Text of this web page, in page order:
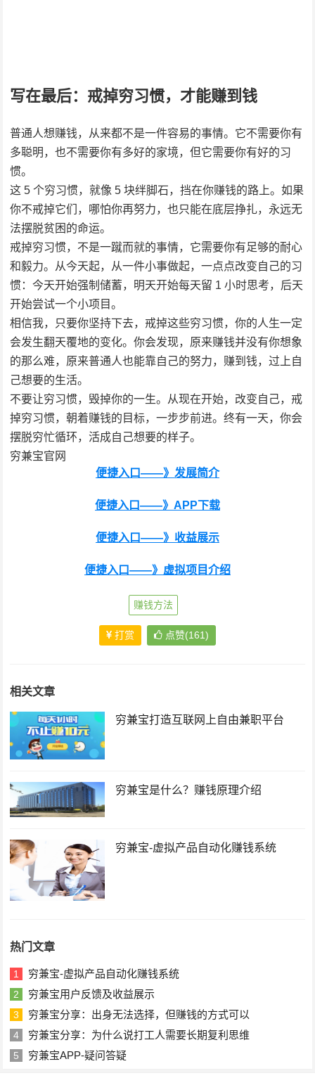
写在最后：戒掉穷习惯，才能赚到钱
普通人想赚钱，从来都不是一件容易的事情。它不需要你有
多聪明，也不需要你有多好的家境，但它需要你有好的习
惯。
这 5 个穷习惯，就像 5 块绊脚石，挡在你赚钱的路上。如果
你不戒掉它们，哪怕你再努力，也只能在底层挣扎，永远无
法摆脱贫困的命运。
戒掉穷习惯，不是一蹴而就的事情，它需要你有足够的耐心
和毅力。从今天起，从一件小事做起，一点点改变自己的习
惯：今天开始强制储蓄，明天开始每天留 1 小时思考，后天
开始尝试一个小项目。
相信我，只要你坚持下去，戒掉这些穷习惯，你的人生一定
会发生翻天覆地的变化。你会发现，原来赚钱并没有你想象
的那么难，原来普通人也能靠自己的努力，赚到钱，过上自
己想要的生活。
不要让穷习惯，毁掉你的一生。从现在开始，改变自己，戒
掉穷习惯，朝着赚钱的目标，一步步前进。终有一天，你会
摆脱穷忙循环，活成自己想要的样子。
穷兼宝官网
便捷入口——》发展简介
便捷入口——》APP下载
便捷入口——》收益展示
便捷入口——》虚拟项目介绍
赚钱方法
打赏 点赞(161)
相关文章
穷兼宝打造互联网上自由兼职平台
穷兼宝是什么？赚钱原理介绍
穷兼宝-虚拟产品自动化赚钱系统
热门文章
1 穷兼宝-虚拟产品自动化赚钱系统
2 穷兼宝用户反馈及收益展示
3 穷兼宝分享：出身无法选择，但赚钱的方式可以
4 穷兼宝分享：为什么说打工人需要长期复利思维
5 穷兼宝APP-疑问答疑